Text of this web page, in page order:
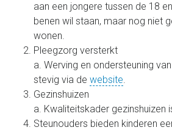
aan een jongere tussen de 18
benen wil staan, maar nog niet
wonen.
Pleegzorg versterkt
a. Werving en ondersteuning
stevig via de website.
Gezinshuizen
a. Kwaliteitskader gezinshuizen
Steunouders bieden kinderen